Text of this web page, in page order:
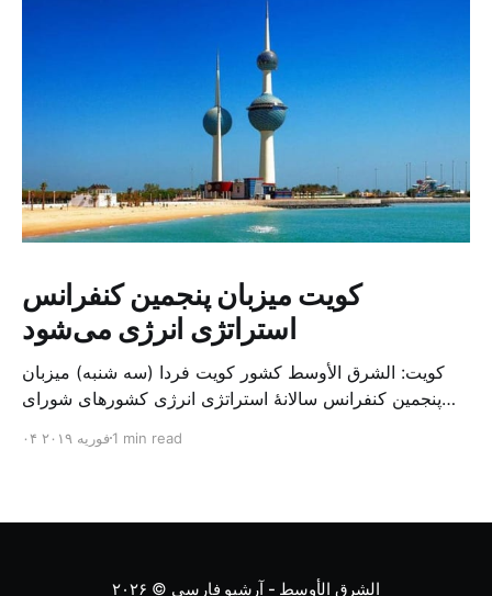
کویت میزبان پنجمین کنفرانس
استراتژی انرژی می‌شود
کویت: الشرق الأوسط کشور کویت فردا (سه شنبه) میزبان
پنجمین کنفرانس سالانهٔ استراتژی انرژی کشورهای شورای
متخصص از شرکت‌های جهانی نفت و گاز در این کنفرانس
۰۴ فوریه ۲۰۱۹1 min read
الشرق الأوسط - آرشیو فارسی © ۲۰۲۶